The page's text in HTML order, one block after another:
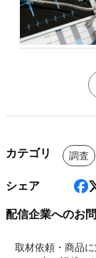
カテゴリ 調査
シェア
配信企業へのお
取材依頼・商品